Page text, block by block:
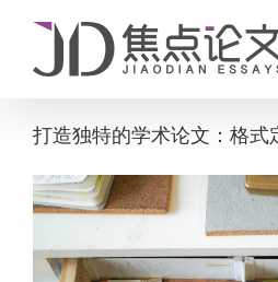
content
打造独特的学术论文：格式
View
Larger
Image